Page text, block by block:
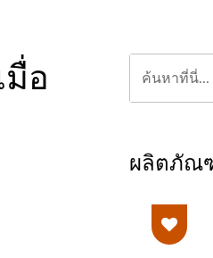
อ
ผลิตภัณ